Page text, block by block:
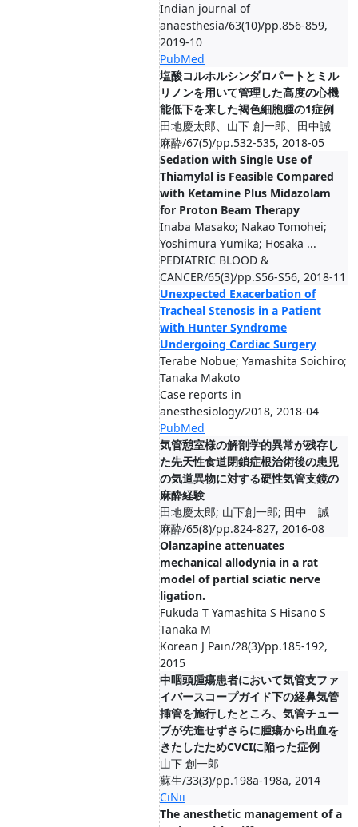
Indian journal of
anaesthesia/63(10)/pp.856-859,
2019-10
PubMed
塩酸コルホルシンダロパートとミル
リノンを用いて管理した高度の心機
能低下を来した褐色細胞腫の1症例
田地慶太郎、山下 創一郎、田中誠
麻酔/67(5)/pp.532-535, 2018-05
Sedation with Single Use of
Thiamylal is Feasible Compared
with Ketamine Plus Midazolam
for Proton Beam Therapy
Inaba Masako; Nakao Tomohei;
Yoshimura Yumika; Hosaka ...
PEDIATRIC BLOOD &
CANCER/65(3)/pp.S56-S56, 2018-11
Unexpected Exacerbation of
Tracheal Stenosis in a Patient
with Hunter Syndrome
Undergoing Cardiac Surgery
Terabe Nobue; Yamashita Soichiro;
Tanaka Makoto
Case reports in
anesthesiology/2018, 2018-04
PubMed
気管憩室様の解剖学的異常が残存し
た先天性食道閉鎖症根治術後の患児
の気道異物に対する硬性気管支鏡の
麻酔経験
田地慶太郎; 山下創一郎; 田中 誠
麻酔/65(8)/pp.824-827, 2016-08
Olanzapine attenuates
mechanical allodynia in a rat
model of partial sciatic nerve
ligation.
Fukuda T Yamashita S Hisano S
Tanaka M
Korean J Pain/28(3)/pp.185-192,
2015
中咽頭腫瘍患者において気管支ファ
イバースコープガイド下の経鼻気管
挿管を施行したところ、気管チュー
ブが先進せずさらに腫瘍から出血を
きたしたためCVCIに陥った症例
山下 創一郎
蘇生/33(3)/pp.198a-198a, 2014
CiNii
The anesthetic management of a